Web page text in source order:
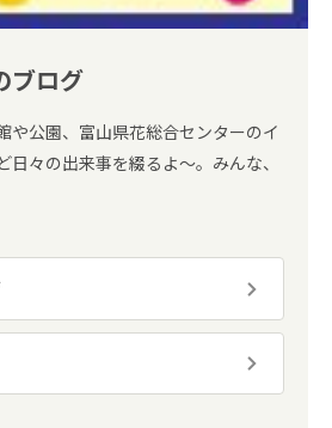
ブログ
や公園、富山県花総合センターのイ
日々の出来事を綴るよ～。みんな、